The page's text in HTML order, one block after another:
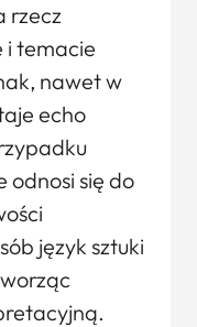
rzecz
i temacie
nawet w
echo
odnosi się do
język sztuki